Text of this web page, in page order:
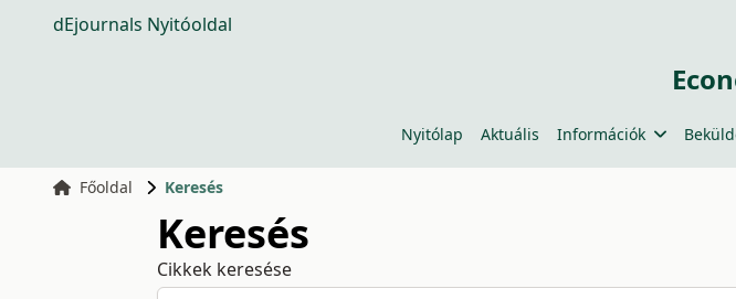
dEjournals Nyitóoldal
Nyitólap Aktuális Információk
Főoldal Keresés
Keresés
Cikkek keresése